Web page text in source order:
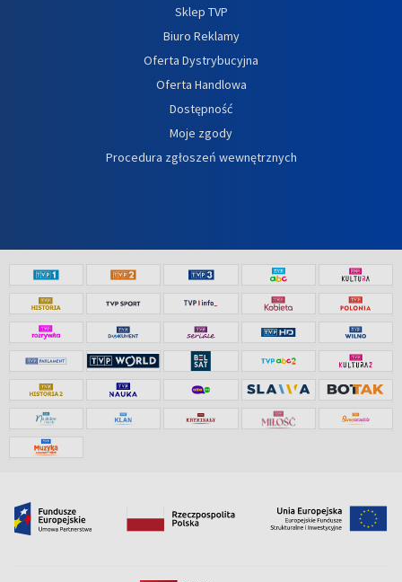
Sklep TVP
Biuro Reklamy
Oferta Dystrybucyjna
Oferta Handlowa
Dostępność
Moje zgody
Procedura zgłoszeń wewnętrznych